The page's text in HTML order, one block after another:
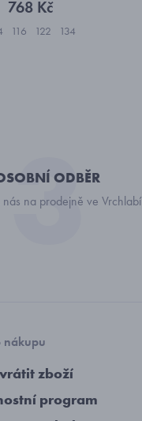
768 Kč
116 122 134
ODBĚR
nás na prodejně ve Vrchlabí
nákupu
zboží
program